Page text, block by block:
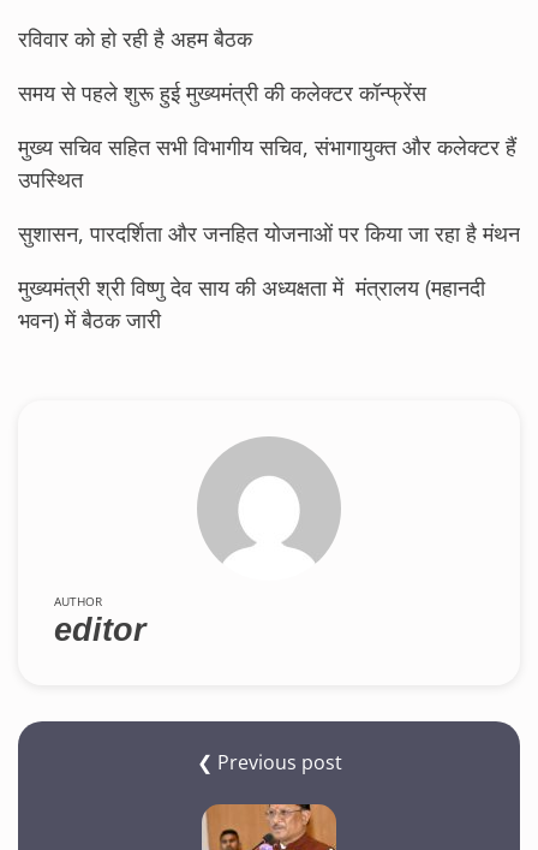
रविवार को हो रही है अहम बैठक
समय से पहले शुरू हुई मुख्यमंत्री की कलेक्टर कॉन्फ्रेंस
मुख्य सचिव सहित सभी विभागीय सचिव, संभागायुक्त और कलेक्टर हैं
उपस्थित
सुशासन, पारदर्शिता और जनहित योजनाओं पर किया जा रहा है मंथन
मुख्यमंत्री श्री विष्णु देव साय की अध्यक्षता में मंत्रालय (महानदी
भवन) में बैठक जारी
AUTHOR
editor
❮ Previous post